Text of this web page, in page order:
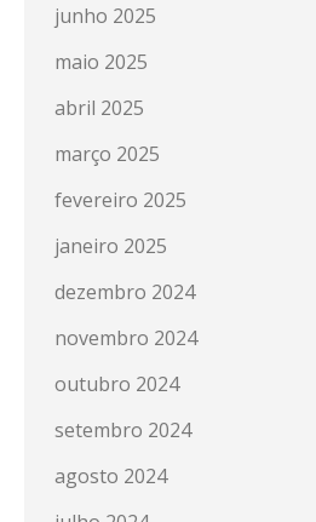
junho 2025
maio 2025
abril 2025
março 2025
fevereiro 2025
janeiro 2025
dezembro 2024
novembro 2024
outubro 2024
setembro 2024
agosto 2024